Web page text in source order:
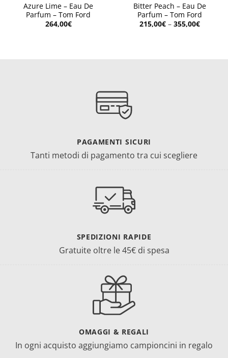
Azure Lime – Eau De
Parfum – Tom Ford
264,00€
Bitter Peach – Eau De
Parfum – Tom Ford
215,00€ – 355,00€
PAGAMENTI SICURI
Tanti metodi di pagamento tra cui scegliere
SPEDIZIONI RAPIDE
Gratuite oltre le 45€ di spesa
OMAGGI & REGALI
In ogni acquisto aggiungiamo campioncini in regalo